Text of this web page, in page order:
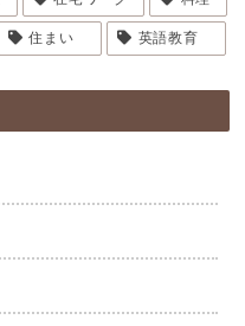
住まい 英語教育